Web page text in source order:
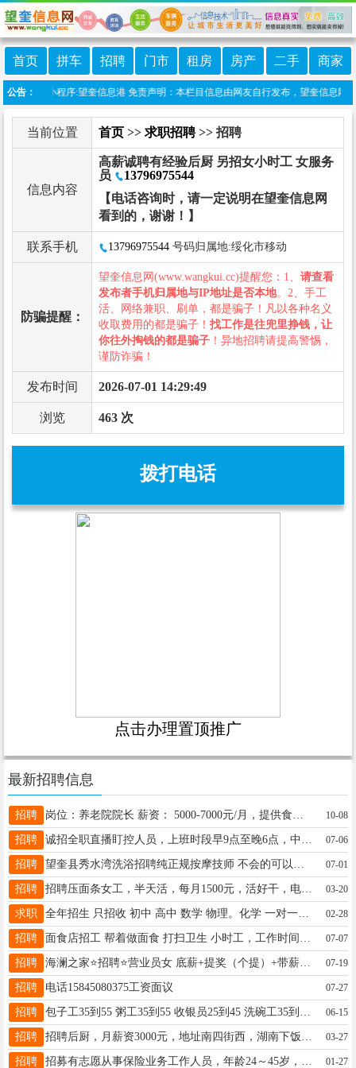
首页 拼车 招聘 门市 租房 房产 二手 商家
公告：
线微信小程序:望奎信息港 免责声明：本栏目信息由网友自行发布，望奎信息网
当前位置 首页 >> 求职招聘>> 招聘
信息内容
高薪诚聘有经验后厨 另招女小时工 女服务
员
13796975544
【电话咨询时，请一定说明在望奎信息网
看到的，谢谢！】
联系手机 13796975544 号码归属地:绥化市移动
防骗提醒：
望奎信息网(www.wangkui.cc)提醒您：1、 请查看
发布者手机归属地与IP地址是否本地。2、手工
活、网络兼职、刷单，都是骗子！凡以各种名义
收取费用的都是骗子！ 找工作是往兜里挣钱，让
你往外掏钱的都是骗子 ！异地招聘请提高警惕，
谨防诈骗！
发布时间 2026-07-01 14:29:49
浏览 463 次
拨打电话
点击办理置顶推广
最新招聘信息
招聘 10-08
招聘 07-06
招聘 07-01
招聘 招聘压面条女工，半天活，每月1500元，活好干，电话18746599002 03-20
求职 全年招生 只招收 初中 高中 数学 物理。化学 一对一，一对二，联系电话:17645505980（微信同步）多年经验老师授课 自己咨询 提前约开学课 02-28
招聘 07-07
招聘 海澜之家⭐招聘⭐营业员女 底薪+提奖（个提）+带薪休假 4天 每天工作7.5个小时 法定假日三薪 ，30周岁以内，已婚已育优先，有无经验均可，电话:19289730851 07-19
招聘 电话15845080375工资面议 07-27
招聘 06-15
招聘 03-27
招聘 01-27